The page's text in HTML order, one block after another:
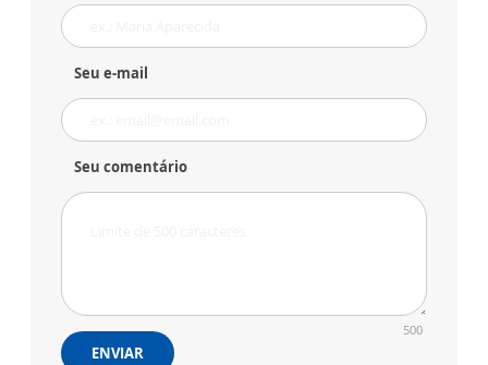
Seu e-mail
Seu comentário
500
ENVIAR